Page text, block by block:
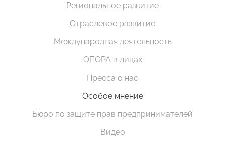
Региональное развитие
Отраслевое развитие
Международная деятельность
ОПОРА в лицах
Пресса о нас
Особое мнение
Бюро по защите прав предпринимателей
Видео